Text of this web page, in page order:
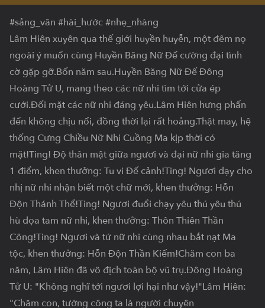
#sảng_văn #hài_hước #nhẹ_nhàng
Lâm Hiên xuyên qua thế giới huyền huyễn, một đêm nọ
ngoài ý muốn cùng Huyền Băng Nữ Đế cường đại tình
cờ gặp gỡ.Bốn năm sau.Huyền Băng Nữ Đế Đông
Hoàng Tử U, mang theo các nữ nhi tìm tới cửa ép
cưới.Đối mặt các nữ nhi đáng yêu.Lâm Hiên hưng phấn
đến không chịu nổi, đồng thời lại rất hoảng.Thật may, hệ
thống Cưng Chiều Nữ Nhi Cuồng Ma kịp thời có
mặt!Ting! Độ thân mật giữa ngươi và đại nữ nhi gia tăng
1 điểm, khen thưởng: Tu vi Đế cảnh!Ting! Ngươi dạy cho
nhị nữ nhi nhận biết một chữ mới, khen thưởng: Hỗn
Độn Thánh Thể!Ting! Ngươi đuổi chạy yêu thú yêu thú
hù dọa tam nữ nhi, khen thưởng: Thôn Thiên Thần
Công!Ting! Ngươi và tứ nữ nhi cùng nhau bắt nạt Ma
tộc, khen thưởng: Hỗn Độn Thần Kiếm!Chăm con ba
năm, Lâm Hiên đã vô địch toàn bộ vũ trụ.Đông Hoàng
Tử U: "Không nghĩ tới ngươi lợi hại như vậy!"Lâm Hiên:
"Chăm con, tướng công ta là người chuyên